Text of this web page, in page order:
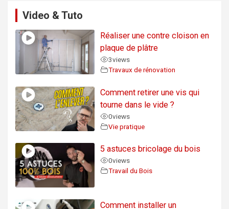
Video & Tuto
Réaliser une contre cloison en
plaque de plâtre
3views
Travaux de rénovation
Comment retirer une vis qui
tourne dans le vide ?
0views
Vie pratique
5 astuces bricolage du bois
0views
Travail du Bois
Comment installer un